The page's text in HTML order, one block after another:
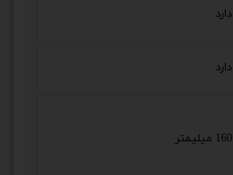
دارد
دارد
160 میلیمتر